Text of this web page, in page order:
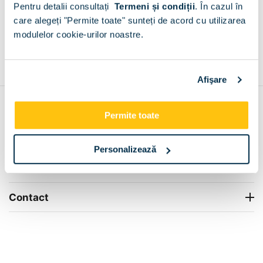
Pentru detalii consultați Termeni și condiții. În cazul în
care alegeți "Permite toate" sunteți de acord cu utilizarea
modulelor cookie-urilor noastre.
Afişare
Permite toate
Personalizează
+
Info Center
Livrare
Contact